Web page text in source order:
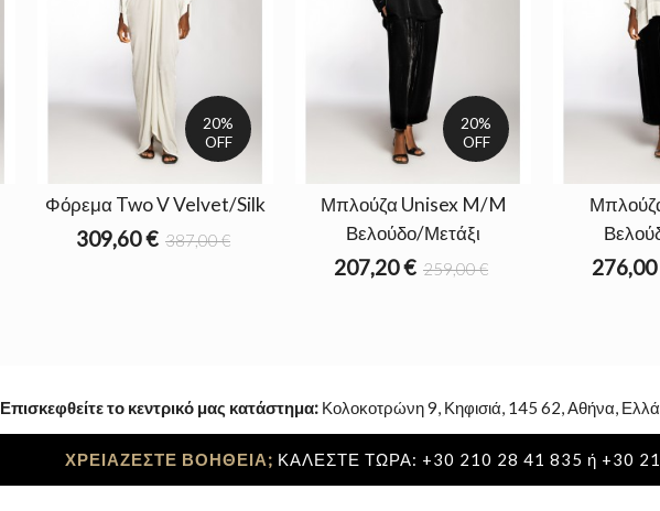
20%
OFF
Φόρεμα Two V Velvet/Silk
309,60 € 387,00 €
20%
OFF
Μπλούζα Unisex M/M
Βελούδο/Μετάξι
207,20 € 259,00 €
Επισκεφθείτε το κεντρικό μας κατάστημα:Κολοκοτρώνη 9, Κηφισιά, 145 62, Αθήνα,
ΧΡΕΙΑΖΕΣΤΕ ΒΟΗΘΕΙΑ; ΚΑΛΕΣΤΕ ΤΩΡΑ: +30 210 28 41 835 ή +30